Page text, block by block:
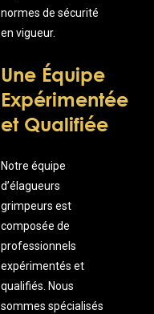
normes de sécurité
en vigueur.
Une Équipe
Expérimentée
et Qualifiée
Notre équipe
d’élagueurs
grimpeurs est
composée de
professionnels
expérimentés et
qualifiés. Nous
sommes spécialisés